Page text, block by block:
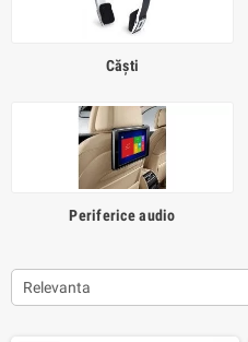
Căști
Periferice audio
Relevanta